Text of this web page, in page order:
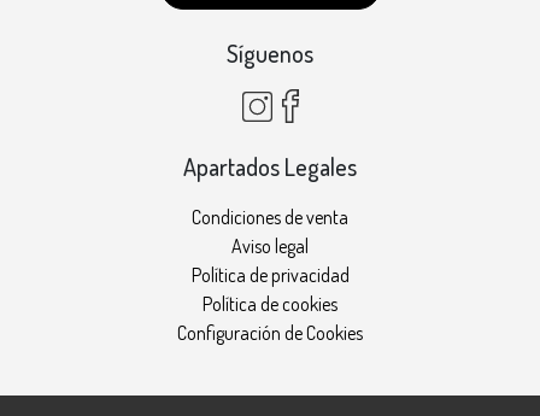
Síguenos
Apartados Legales
Condiciones de venta
Aviso legal
Política de privacidad
Política de cookies
Configuración de Cookies